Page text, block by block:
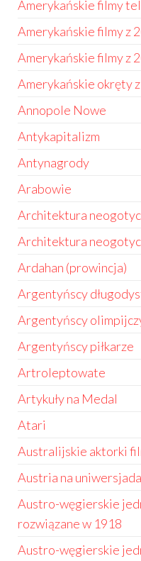
Amerykańskie filmy
Amerykańskie filmy z
Amerykańskie filmy z
Amerykańskie okręty
Annopole Nowe
Antykapitalizm
Antynagrody
Arabowie
Architektura
Architektura
Ardahan (prowincja)
Argentyńscy
Argentyńscy
Argentyńscy piłkarze
Artroleptowate
Artykuły na Medal
Atari
Australijskie aktorki
Austria na
Austro-węgierskie
rozwiązane w 1918
Austro-węgierskie